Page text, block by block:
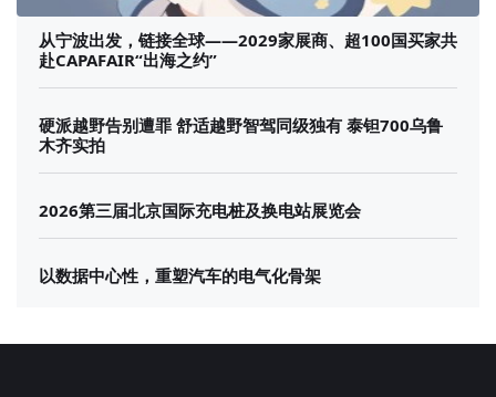
从宁波出发，链接全球——2029家展商、超100国买家共
赴CAPAFAIR“出海之约”
硬派越野告别遭罪 舒适越野智驾同级独有 泰钽700乌鲁
木齐实拍
2026第三届北京国际充电桩及换电站展览会
以数据中心性，重塑汽车的电气化骨架